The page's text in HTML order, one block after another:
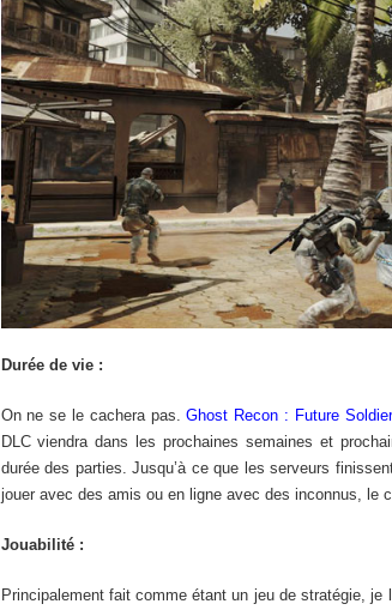
Durée de vie :
On ne se le cachera pas.Ghost Recon : Future Soldier
DLC viendra dans les prochaines semaines et
durée des parties. Jusqu’à ce que les serveurs
jouer avec des amis ou en ligne avec des inconnus, le
Jouabilité :
Principalement fait comme étant un jeu de stratégie,